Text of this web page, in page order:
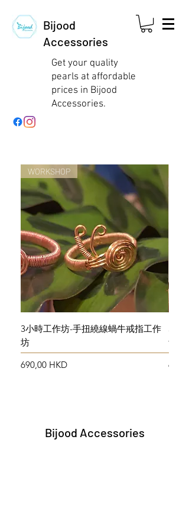
Bijood
Accessories
Get your quality
pearls at affordable
prices in Bijood
Accessories.
WORKSHOP
3小時工作坊-手扭繞線蝸牛戒指工作
坊
Prix
690,00 HKD
3小
飾物
Prix
Bijood Accessories